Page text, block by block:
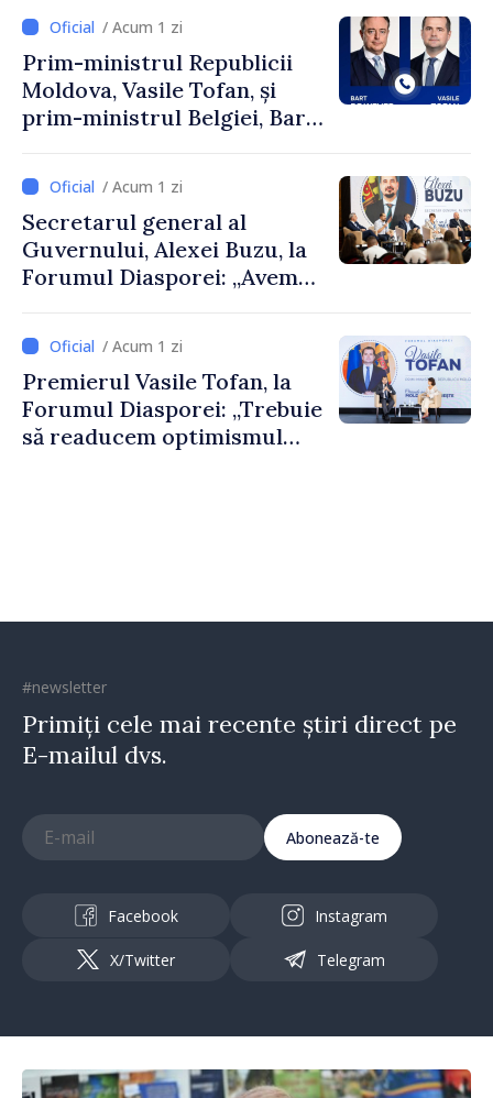
/ Acum 1 zi
Prim-ministrul Republicii
Moldova, Vasile Tofan, și
prim-ministrul Belgiei, Bart
despre parcursul european
al Republicii Moldova.
/ Acum 1 zi
Secretarul general al
Guvernului, Alexei Buzu, la
Forumul Diasporei: „Avem
dumneavoastră pentru a
construi comunități mai
puternice”
/ Acum 1 zi
Premierul Vasile Tofan, la
Forumul Diasporei: „Trebuie
să readucem optimismul
#newsletter
Primiți cele mai recente știri direct pe
E-mailul dvs.
Abonează-te
Facebook Instagram
X/Twitter Telegram